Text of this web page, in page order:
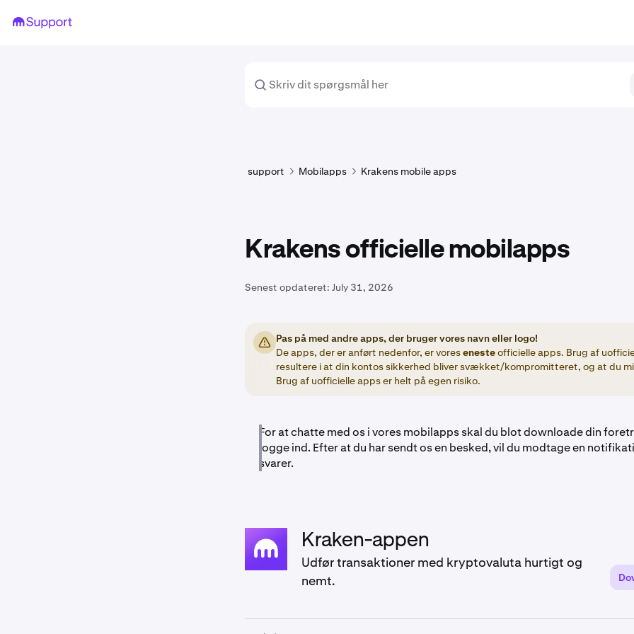
support Mobilapps Krakens mobile apps
Krakens officielle mobilapps
Senest opdateret: July 31, 2026
Pas på med andre apps, der bruger vores navn eller logo!
De apps, der er anført nedenfor, er voresenesteofficielle apps. Brug af
resultere i at din kontos sikkerhed bliver svækket/kompromitteret, og at du
Brug af uofficielle apps er helt på egen risiko.
For at chatte med os i vores mobilapps skal du blot downloade din
logge ind. Efter at du har sendt os en besked, vil du modtage en
svarer.
Kraken-appen
Udfør transaktioner med kryptovaluta hurtigt og
nemt.